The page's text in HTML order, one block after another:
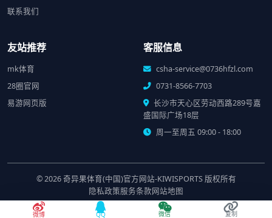
微博 QQ 微信 复制
联系我们
友站推荐
mk体育
28圈官网
易游网页版
客服信息
csha-service@0736hfzl.com
0731-8566-7703
长沙市天心区劳动西路289号嘉
盛国际广场18层
周一至周五 09:00 - 18:00
© 2026奇异果体育(中国)官方网站-KIWISPORTS版权所有
隐私政策服务条款网站地图
湘ICP备22033568号-1
湘公网安备 43010302001688号